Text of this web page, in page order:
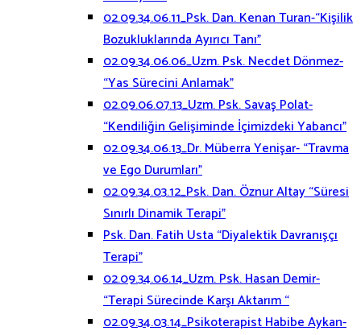
02.09.34.06.11_Psk. Dan. Kenan Turan-“Kişilik
Bozukluklarında Ayırıcı Tanı”
02.09.34.06.06_Uzm. Psk. Necdet Dönmez-
“Yas Sürecini Anlamak”
02.09.06.07.13_Uzm. Psk. Savaş Polat-
“Kendiliğin Gelişiminde İçimizdeki Yabancı”
02.09.34.06.13_Dr. Müberra Yenişar- “Travma
ve Ego Durumları”
02.09.34.03.12_Psk. Dan. Öznur Altay “Süresi
Sınırlı Dinamik Terapi”
Psk. Dan. Fatih Usta “Diyalektik Davranışçı
Terapi”
02.09.34.06.14_Uzm. Psk. Hasan Demir-
“Terapi Sürecinde Karşı Aktarım “
02.09.34.03.14_Psikoterapist Habibe Aykan-